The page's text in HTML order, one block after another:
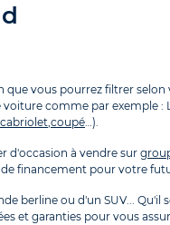
vous pourrez filtrer
comme par exemple
cabriolet,coupé…).
d'occasion à vendre sur
financement pour votre
berline ou d'un SUV... Qu'il
et garanties pour vous